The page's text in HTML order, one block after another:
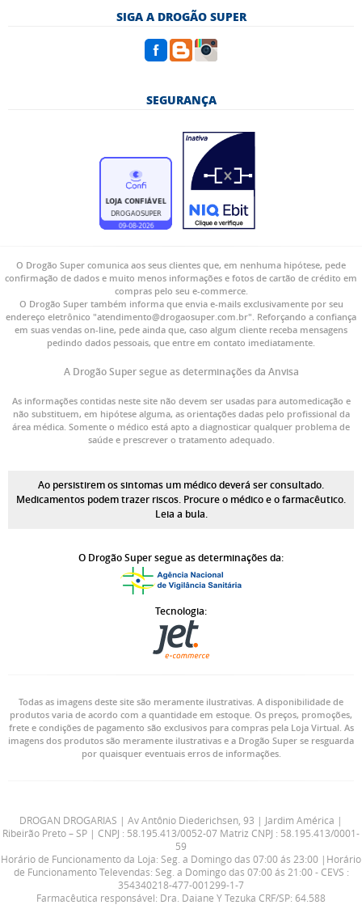
SIGA A DROGÃO SUPER
SEGURANÇA
O Drogão Super comunica aos seus clientes que, em nenhuma hipótese, pede
confirmação de dados e muito menos informações e fotos de cartão de crédito em
compras pelo seu e-commerce.
O Drogão Super também informa que envia e-mails exclusivamente por seu
endereço eletrônico "atendimento@drogaosuper.com.br". Reforçando a confiança
em suas vendas on-line, pede ainda que, caso algum cliente receba mensagens
pedindo dados pessoais, que entre em contato imediatamente.
A Drogão Super segue as determinações da Anvisa
As informações contidas neste site não devem ser usadas para automedicação e
não substituem, em hipótese alguma, as orientações dadas pelo profissional da
área médica. Somente o médico está apto a diagnosticar qualquer problema de
saúde e prescrever o tratamento adequado.
Ao persistirem os sintomas um médico deverá ser consultado.
Medicamentos podem trazer riscos. Procure o médico e o farmacêutico.
Leia a bula.
O Drogão Super segue as determinações da:
Tecnologia:
Todas as imagens deste site são meramente ilustrativas. A disponibilidade de
produtos varia de acordo com a quantidade em estoque. Os preços, promoções,
frete e condições de pagamento são exclusivos para compras pela Loja Virtual. As
imagens dos produtos são meramente ilustrativas e a Drogão Super se resguarda
por quaisquer eventuais erros de informações.
DROGAN DROGARIAS | Av Antônio Diederichsen, 93 | Jardim América |
Ribeirão Preto – SP | CNPJ : 58.195.413/0052-07 Matriz CNPJ : 58.195.413/0001-
59
Horário de Funcionamento da Loja: Seg. a Domingo das 07:00 ás 23:00 |Horário
de Funcionamento Televendas: Seg. a Domingo das 07:00 ás 21:00 - CEVS :
354340218-477-001299-1-7
Farmacêutica responsável: Dra. Daiane Y Tezuka CRF/SP: 64.588